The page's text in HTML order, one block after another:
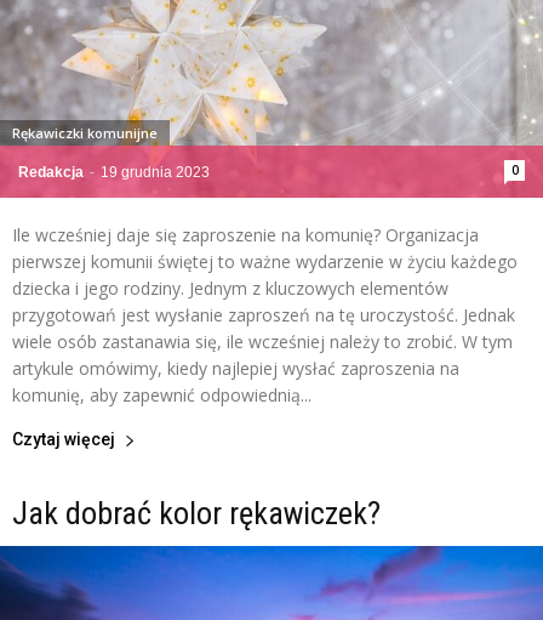
Redakcja - 19 grudnia 2023 0
Rękawiczki komunijne
Ile wcześniej daje się zaproszenie na komunię? Organizacja
pierwszej komunii świętej to ważne wydarzenie w życiu każdego
dziecka i jego rodziny. Jednym z kluczowych elementów
przygotowań jest wysłanie zaproszeń na tę uroczystość. Jednak
wiele osób zastanawia się, ile wcześniej należy to zrobić. W tym
artykule omówimy, kiedy najlepiej wysłać zaproszenia na
komunię, aby zapewnić odpowiednią...
Czytaj więcej
Jak dobrać kolor rękawiczek?